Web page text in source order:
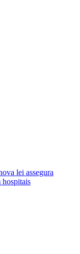
lei assegura
hospitais